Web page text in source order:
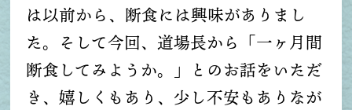
きしていて一生懸命に楽しんで動いてい
たことに感動しました。なかなかできな
いことですが、肌で感じました。ありが
とうございます。一人だと投げ出した
は以前から、断食には興味がありまし
た。そして今回、道場長から「一ヶ月間
断食してみようか。」とのお話をいただ
き、嬉しくもあり、少し不安もありなが